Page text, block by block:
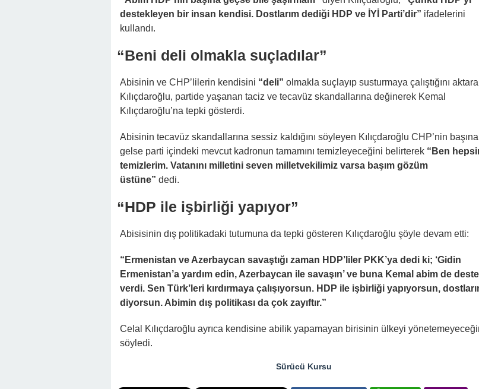
destekleyen bir insan kendisi. Dostlarım dediği HDP ve İYİ Parti’dir” ifadelerini
kullandı.
“Beni deli olmakla suçladılar”
Abisinin ve CHP’lilerin kendisini “deli” olmakla suçlayıp susturmaya çalıştığını
Kılıçdaroğlu, partide yaşanan taciz ve tecavüz skandallarına değinerek Kemal
Kılıçdaroğlu’na tepki gösterdi.
Abisinin tecavüz skandallarına sessiz kaldığını söyleyen Kılıçdaroğlu CHP’nin başına
gelse parti içindeki mevcut kadronun tamamını temizleyeceğini belirterek “Ben
temizlerim. Vatanını milletini seven milletvekilimiz varsa başım gözüm
üstüne” dedi.
“HDP ile işbirliği yapıyor”
Abisisinin dış politikadaki tutumuna da tepki gösteren Kılıçdaroğlu şöyle devam etti:
“Ermenistan ve Azerbaycan savaştığı zaman HDP’liler PKK’ya dedi ki; ‘Gidin
Ermenistan’a yardım edin, Azerbaycan ile savaşın’ ve buna Kemal abim de
verdi. Sen Türk’leri kırdırmaya çalışıyorsun. HDP ile işbirliği yapıyorsun,
diyorsun. Abimin dış politikası da çok zayıftır.”
Celal Kılıçdaroğlu ayrıca kendisine abilik yapamayan birisinin ülkeyi
söyledi.
Sürücü Kursu